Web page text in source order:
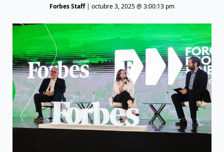
Forbes Staff| octubre 3, 2025 @ 3:00:13 pm